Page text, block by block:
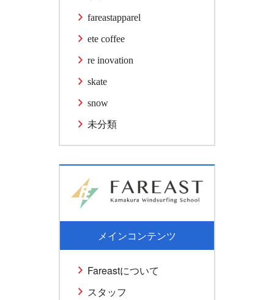
fareastapparel
ete coffee
re inovation
skate
snow
未分類
メインコンテンツ
Fareastについて
スタッフ